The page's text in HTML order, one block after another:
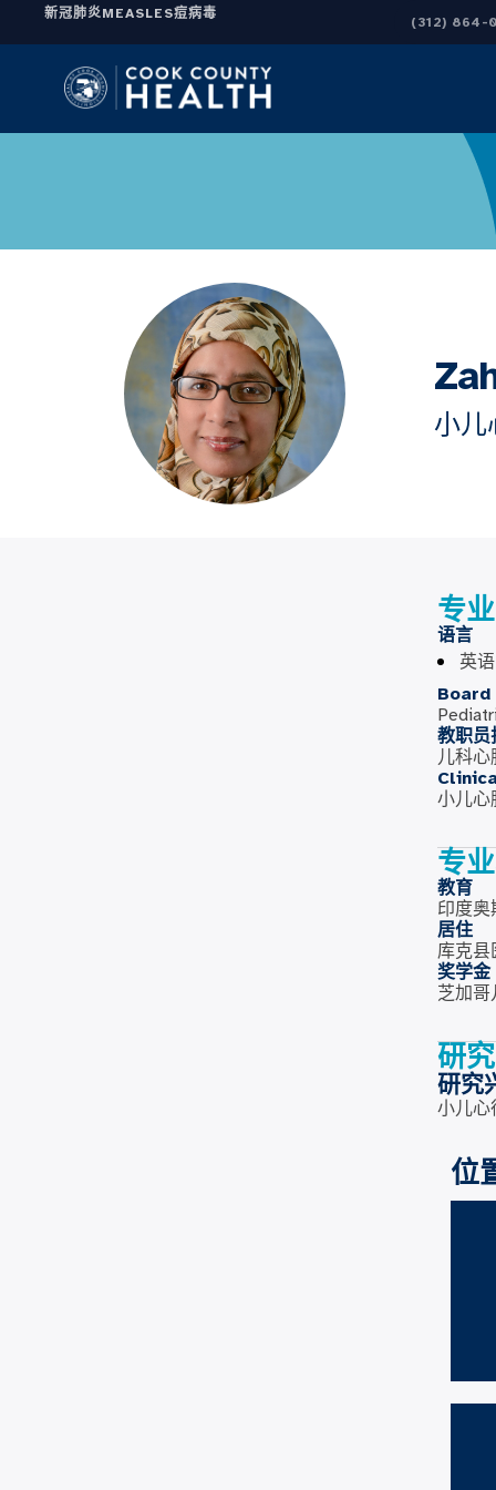
新冠肺炎MEASLES痘病毒
(312) 864-
小儿
专
语言
英语
教职员
儿科心
小儿心
专
教育
印度奥
居住
库克县
奖学金
芝加哥
研
研究
小儿心
位